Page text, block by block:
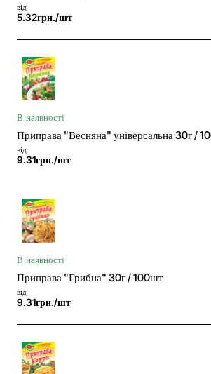
від
5.32грн./шт
В наявності
Приправа "Весняна" універсальна 30г /
від
9.31грн./шт
В наявності
Приправа "Грибна" 30г / 100шт
від
9.31грн./шт